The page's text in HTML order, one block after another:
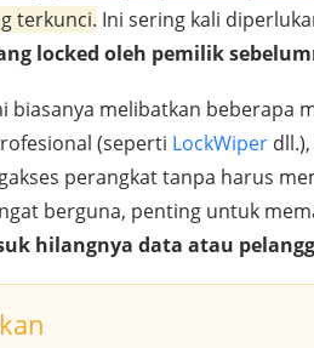
terkunci. Ini sering kali
locked oleh pemilik
biasanya melibatkan beberapa
(seperti LockWiper
perangkat tanpa harus
berguna, penting untuk
hilangnya data atau